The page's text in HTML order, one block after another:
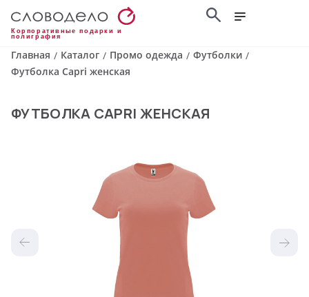
Корпоративные подарки и
полиграфия
Главная / Каталог / Промо одежда / Футболки /
Футболка Capri женская
ФУТБОЛКА CAPRI ЖЕНСКАЯ